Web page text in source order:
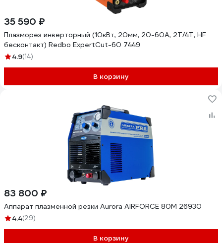
35 590 ₽
Плазморез инверторный (10кВт, 20мм, 20-60А, 2Т/4Т, HF
бесконтакт) Redbo ExpertCut-60 7449
4.9(14)
В корзину
83 800 ₽
Аппарат плазменной резки Aurora AIRFORCE 80M 26930
4.4(29)
В корзину